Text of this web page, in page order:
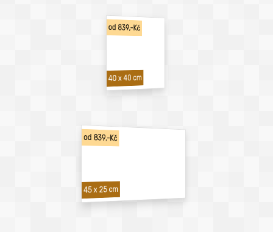
od 839,-Kč
40 x 40 cm
od 839,-Kč
45 x 25 cm